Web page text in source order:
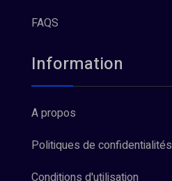
FAQS
Information
A propos
Politiques de confidentialités
Conditions d'utilisation